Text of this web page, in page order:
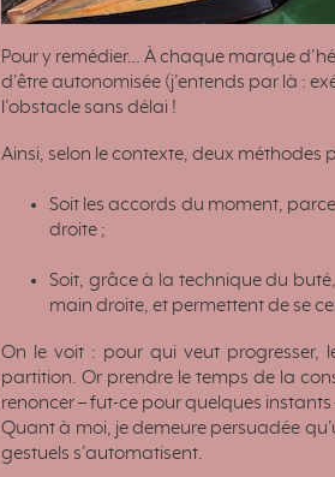
Pour y remédier… À chaque marque
d’être autonomisée (j’entends par là :
l’obstacle sans délai !
Ainsi, selon le contexte, deux méthodes
Soit les accords du moment,
droite ;
Soit, grâce à la technique du
main droite, et permettent de se
On le voit : pour qui veut progresser,
partition. Or prendre le temps de la
renoncer – fut-ce pour quelques
Quant à moi, je demeure persuadée
gestuels s’automatisent.